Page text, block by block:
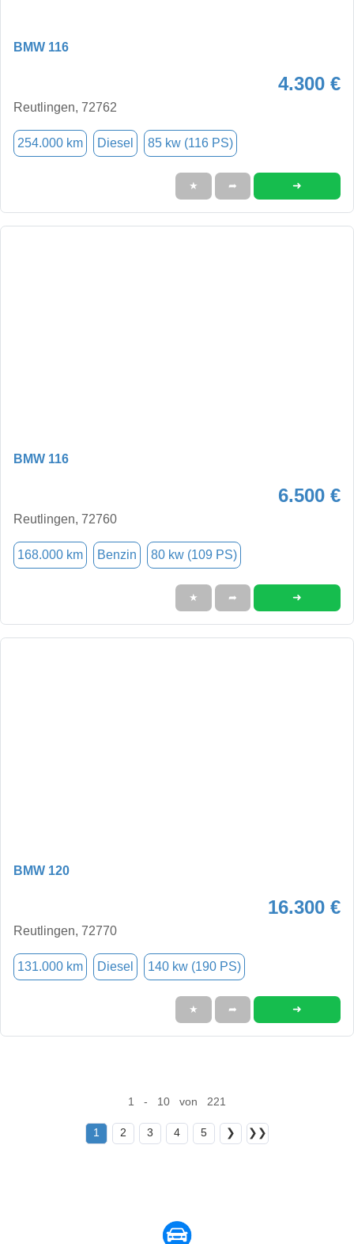
BMW 116
4.300 €
Reutlingen, 72762
254.000 km Diesel 85 kw (116 PS)
★ ➦ ➜
BMW 116
6.500 €
Reutlingen, 72760
168.000 km Benzin 80 kw (109 PS)
★ ➦ ➜
BMW 120
16.300 €
Reutlingen, 72770
131.000 km Diesel 140 kw (190 PS)
★ ➦ ➜
1 - 10 von 221
1 2 3 4 5 ❯ ❯❯